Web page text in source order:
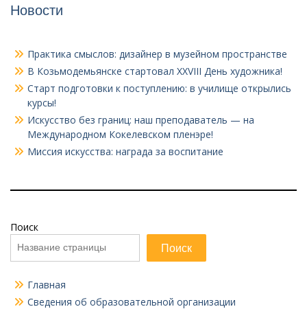
Новости
Практика смыслов: дизайнер в музейном пространстве
В Козьмодемьянске стартовал XXVIII День художника!
Старт подготовки к поступлению: в училище открылись
курсы!
Искусство без границ: наш преподаватель — на
Международном Кокелевском пленэре!
Миссия искусства: награда за воспитание
Поиск
Поиск
Главная
Сведения об образовательной организации